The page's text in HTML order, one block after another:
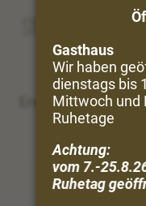
Sie träumen
Erwandern Sie
Gasthaus
Wir haben
dienstags bis
Mittwoch und
Ruhetage
Achtung:
vom 7.-
Ruhetag